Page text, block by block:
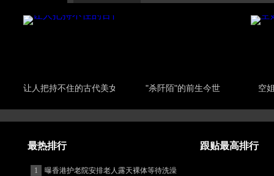
让人把持不住的古代美女 "杀阡陌"的前生今世 空
最热排行 跟贴最高排行
1
曝香港护老院安排老人露天裸体等待洗澡